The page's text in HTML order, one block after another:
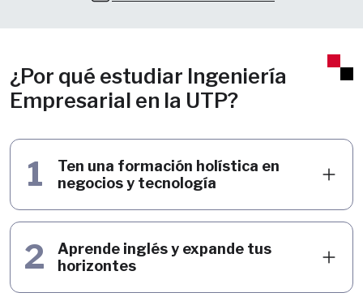
¿Por qué estudiar Ingeniería
Empresarial en la UTP?
1
Ten una formación holística en
negocios y tecnología
2
Aprende inglés y expande tus
horizontes